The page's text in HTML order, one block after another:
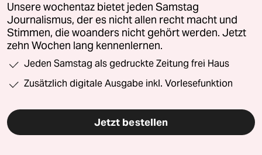
Unsere wochentaz bietet jeden Samstag
Journalismus, der es nicht allen recht macht und
Stimmen, die woanders nicht gehört werden. Jetzt
zehn Wochen lang kennenlernen.
Jeden Samstag als gedruckte Zeitung frei Haus
Zusätzlich digitale Ausgabe inkl. Vorlesefunktion
Jetzt bestellen